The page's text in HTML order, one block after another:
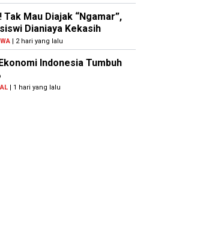
Tak Mau Diajak “Ngamar”,
Dianiaya Kekasih
| 2 hari yang lalu
Indonesia Tumbuh
| 1 hari yang lalu